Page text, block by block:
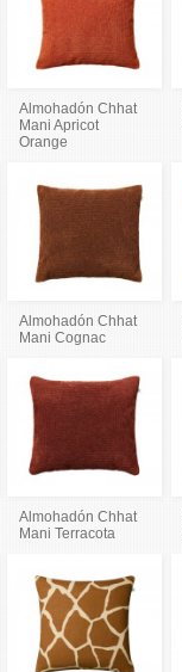
Almohadón Chhat
Mani Apricot
Orange
Almohadón Chhat
Mani Cognac
Almohadón Chhat
Mani Terracota